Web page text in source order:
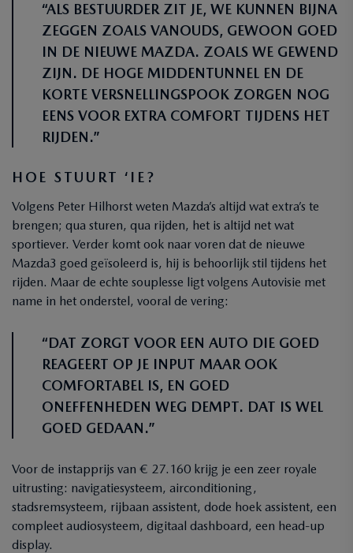
“ALS BESTUURDER ZIT JE, WE KUNNEN BIJNA
ZEGGEN ZOALS VANOUDS, GEWOON GOED
IN DE NIEUWE MAZDA. ZOALS WE GEWEND
ZIJN. DE HOGE MIDDENTUNNEL EN DE
KORTE VERSNELLINGSPOOK ZORGEN NOG
EENS VOOR EXTRA COMFORT TIJDENS HET
RIJDEN.”
HOE STUURT ‘IE?
Volgens Peter Hilhorst weten Mazda’s altijd wat extra’s te
brengen; qua sturen, qua rijden, het is altijd net wat
sportiever. Verder komt ook naar voren dat de nieuwe
Mazda3 goed geïsoleerd is, hij is behoorlijk stil tijdens het
rijden. Maar de echte souplesse ligt volgens Autovisie met
name in het onderstel, vooral de vering:
“DAT ZORGT VOOR EEN AUTO DIE GOED
REAGEERT OP JE INPUT MAAR OOK
COMFORTABEL IS, EN GOED
ONEFFENHEDEN WEG DEMPT. DAT IS WEL
GOED GEDAAN.”
Voor de instapprijs van € 27.160 krijg je een zeer royale
uitrusting: navigatiesysteem, airconditioning,
stadsremsysteem, rijbaan assistent, dode hoek assistent, een
compleet audiosysteem, digitaal dashboard, een head-up
display.